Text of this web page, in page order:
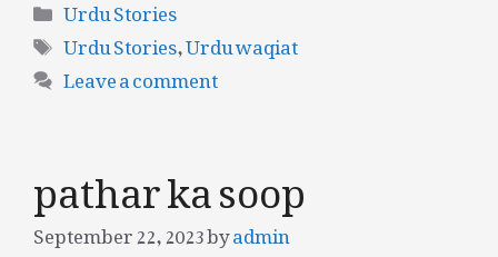
Tags
Urdu Stories,Urdu waqiat
Leave a comment
pathar ka soop
September 22, 2023byadmin